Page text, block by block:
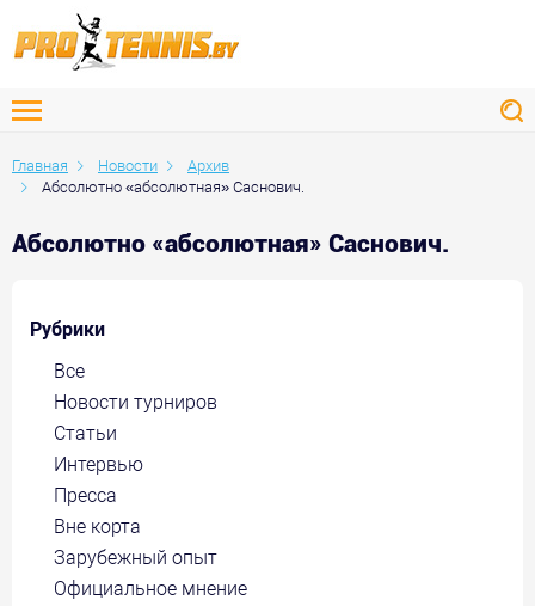
Главная Новости
Архив
Абсолютно «абсолютная» Саснович.
Абсолютно «абсолютная» Саснович.
Рубрики
Все
Новости турниров
Статьи
Интервью
Пресса
Вне корта
Зарубежный опыт
Официальное мнение